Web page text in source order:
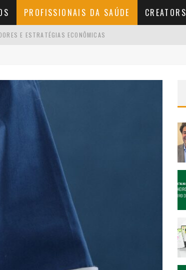
PROFISSIONAIS DA SAÚDE CREATORS
E ESTRATÉGIAS ECONÔMICAS
RESOLVER SEM MULTA
INICIANTE PARA FATURAR CERTO
AS REAIS INTENÇÕES DO PL